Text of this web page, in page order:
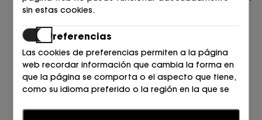
MIUXA
BAILARINA GANCHILLO CUERO
115,00€
sin estas cookies.
Preferencias
Las cookies de preferencias permiten a la página
web recordar información que cambia la forma en
que la página se comporta o el aspecto que tiene,
como su idioma preferido o la región en la que se